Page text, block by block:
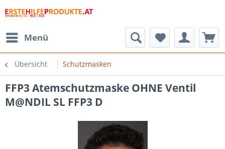
Menü
Übersicht Schutzmasken
FFP3 Atemschutzmaske OHNE Ventil
M@NDIL SL FFP3 D